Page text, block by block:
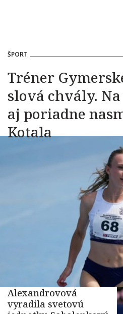
ŠPORT